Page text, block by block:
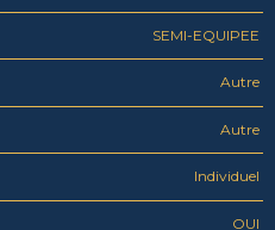
SEMI-EQUIPEE
Autre
Autre
Individuel
OUI